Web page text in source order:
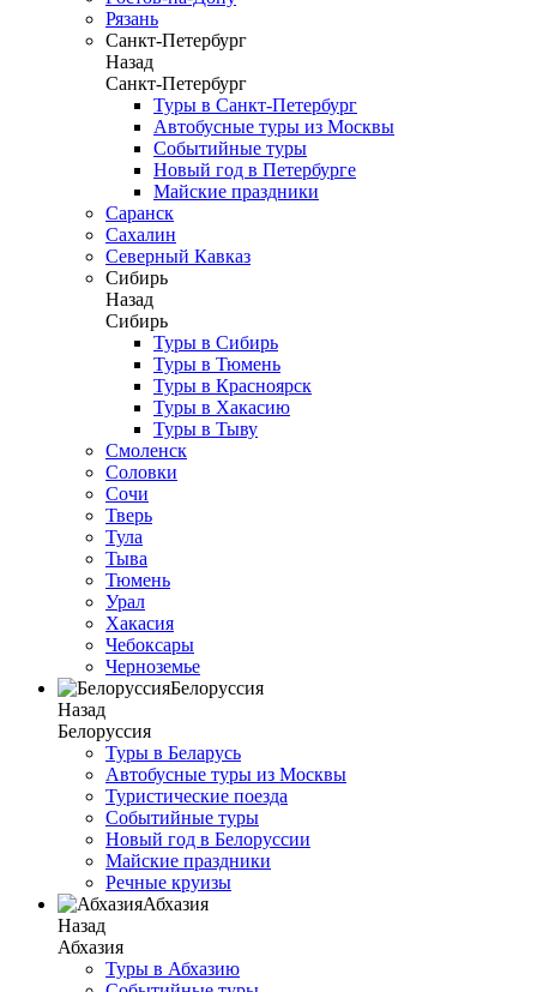
Рязань
Санкт-Петербург
Назад
Санкт-Петербург
Туры в Санкт-Петербург
Автобусные туры из Москвы
Событийные туры
Новый год в Петербурге
Майские праздники
Саранск
Сахалин
Северный Кавказ
Сибирь
Назад
Сибирь
Туры в Сибирь
Туры в Тюмень
Туры в Красноярск
Туры в Хакасию
Туры в Тыву
Смоленск
Соловки
Сочи
Тверь
Тула
Тыва
Тюмень
Урал
Хакасия
Чебоксары
Черноземье
Белоруссия
Назад
Белоруссия
Туры в Беларусь
Автобусные туры из Москвы
Туристические поезда
Событийные туры
Новый год в Белоруссии
Майские праздники
Речные круизы
Абхазия
Назад
Абхазия
Туры в Абхазию